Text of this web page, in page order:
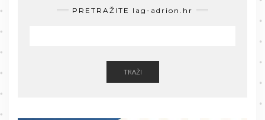
PRETRAŽITE lag-adrion.hr
TRAŽI